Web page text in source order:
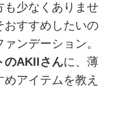
も少なくありませ
おすすめしたいの
ンデーション。
のAKIIさんに、薄
アイテムを教え